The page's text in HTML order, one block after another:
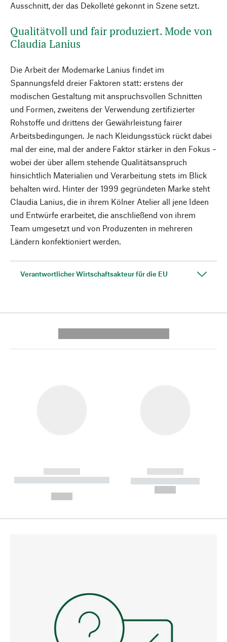
Ausschnitt, der das Dekolleté gekonnt in Szene setzt.
Qualitätvoll und fair produziert. Mode von
Claudia Lanius
Die Arbeit der Modemarke Lanius findet im
Spannungsfeld dreier Faktoren statt: erstens der
modischen Gestaltung mit anspruchsvollen Schnitten
und Formen, zweitens der Verwendung zertifizierter
Rohstoffe und drittens der Gewährleistung fairer
Arbeitsbedingungen. Je nach Kleidungsstück rückt dabei
mal der eine, mal der andere Faktor stärker in den Fokus –
wobei der über allem stehende Qualitätsanspruch
hinsichtlich Materialien und Verarbeitung stets im Blick
behalten wird. Hinter der 1999 gegründeten Marke steht
Claudia Lanius, die in ihrem Kölner Atelier all jene Ideen
und Entwürfe erarbeitet, die anschließend von ihrem
Team umgesetzt und von Produzenten in mehreren
Ländern konfektioniert werden.
Verantwortlicher Wirtschaftsakteur für die EU
------------
----------- ----------- --------
------------
----------- -----------